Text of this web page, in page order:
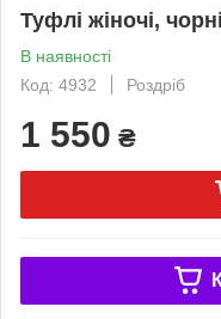
Туфлі жіночі,
В наявності
Код: 4932
Роздріб
1 550 ₴